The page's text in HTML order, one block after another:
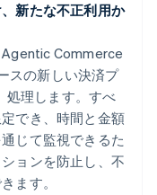
新たな不正利用か
Commerce
スの新しい決済プ
処理します。すべ
でき、時間と金額
じて監視できるた
ョンを防止し、不
ます。